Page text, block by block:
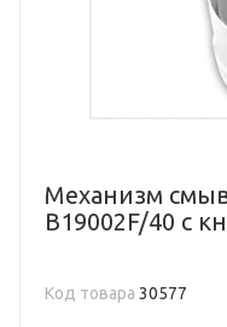
Механизм
B19002F/40 с
Код товара 30577